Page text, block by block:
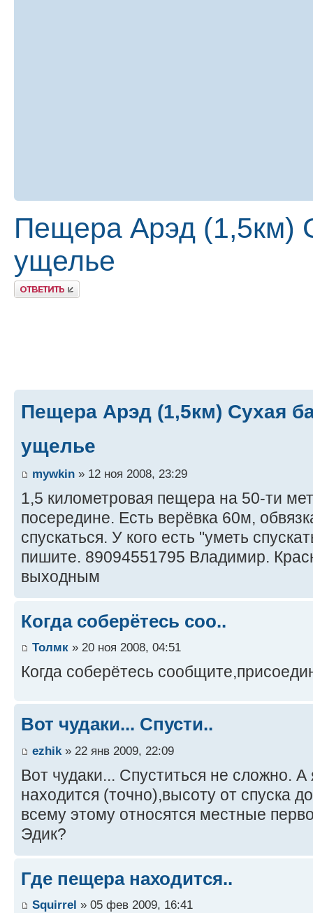
Пещера Арэд (1,5км)
ущелье
Ответить
Пещера Арэд (1,5км) Сухая
ущелье
mywkin » 12 ноя 2008, 23:29
1,5 километровая пещера на 50-ти
посередине. Есть верёвка 60м,
спускаться. У кого есть "уметь
пишите. 89094551795 Владимир.
выходным
Когда соберётесь соо..
Толмк » 20 ноя 2008, 04:51
Когда соберётесь
Вот чудаки... Спусти..
ezhik » 22 янв 2009, 22:09
Вот чудаки... Спуститься не сложно. А
находится (точно),высоту от спуска
всему этому относятся местные
Эдик?
Где пещера находится..
Squirrel » 05 фев 2009, 16:41